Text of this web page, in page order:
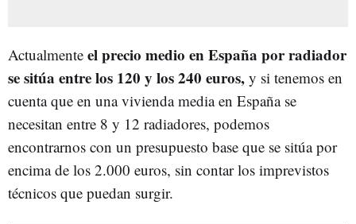
Actualmente el precio medio en España por radiador
se sitúa entre los 120 y los 240 euros, y si tenemos en
cuenta que en una vivienda media en España se
necesitan entre 8 y 12 radiadores, podemos
encontrarnos con un presupuesto base que se sitúa por
encima de los 2.000 euros, sin contar los imprevistos
técnicos que puedan surgir.